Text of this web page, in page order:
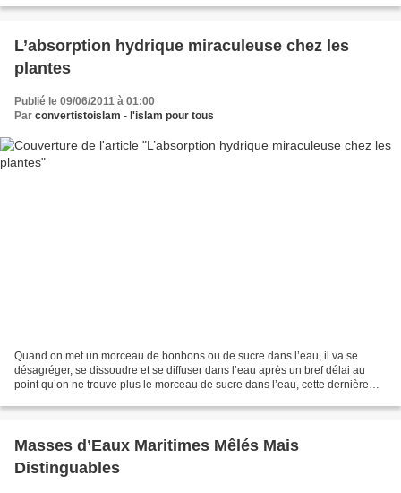
L’absorption hydrique miraculeuse chez les
plantes
Publié le 09/06/2011 à 01:00
Par convertistoislam - l'islam pour tous
Quand on met un morceau de bonbons ou de sucre dans l’eau, il va se
désagréger, se dissoudre et se diffuser dans l’eau après un bref délai au
point qu’on ne trouve plus le morceau de sucre dans l’eau, cette dernière
Masses d’Eaux Maritimes Mêlés Mais
Distinguables